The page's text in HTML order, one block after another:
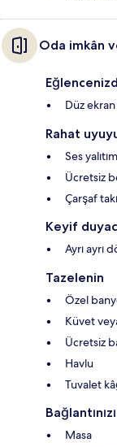
Oda imkân
Düz
Rahat
Ses
Ücretsiz
Çarşaf
Keyif
Ayrı ayrı
Tazelenin
Özel
Küvet
Ücretsiz
Havlu
Tuvalet
Masa